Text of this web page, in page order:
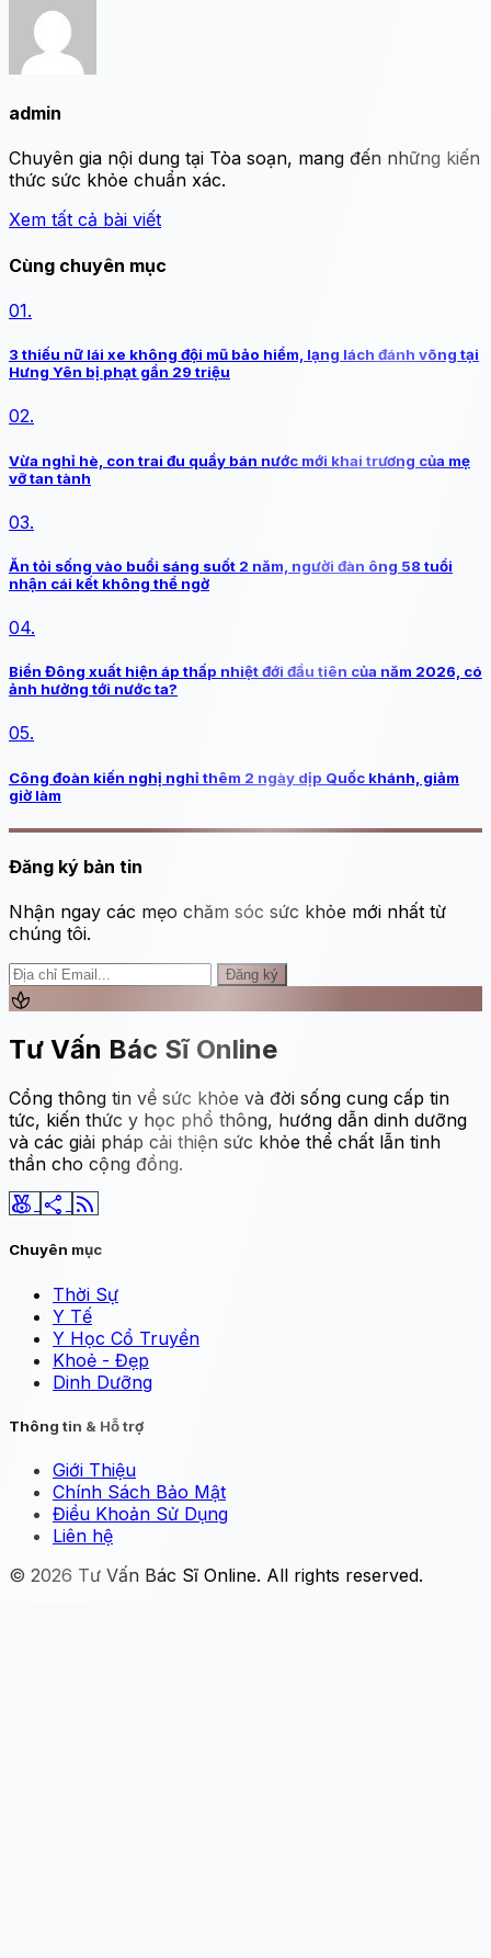
admin
Chuyên gia nội dung tại Tòa soạn, mang đến những kiến
thức sức khỏe chuẩn xác.
Xem tất cả bài viết
Cùng chuyên mục
01.
3 thiếu nữ lái xe không đội mũ bảo hiểm, lạng lách đánh võng tại
Hưng Yên bị phạt gần 29 triệu
02.
Vừa nghỉ hè, con trai đu quầy bán nước mới khai trương của mẹ
vỡ tan tành
03.
Ăn tỏi sống vào buổi sáng suốt 2 năm, người đàn ông 58 tuổi
nhận cái kết không thể ngờ
04.
Biển Đông xuất hiện áp thấp nhiệt đới đầu tiên của năm 2026, có
ảnh hưởng tới nước ta?
05.
Công đoàn kiến nghị nghỉ thêm 2 ngày dịp Quốc khánh, giảm
giờ làm
Đăng ký bản tin
Nhận ngay các mẹo chăm sóc sức khỏe mới nhất từ
chúng tôi.
Đăng ký
spa
Tư Vấn Bác Sĩ Online
Cổng thông tin về sức khỏe và đời sống cung cấp tin
tức, kiến thức y học phổ thông, hướng dẫn dinh dưỡng
và các giải pháp cải thiện sức khỏe thể chất lẫn tinh
thần cho cộng đồng.
social_leaderboard share rss_feed
Chuyên mục
Thời Sự
Y Tế
Y Học Cổ Truyền
Khoẻ - Đẹp
Dinh Dưỡng
Thông tin & Hỗ trợ
Giới Thiệu
Chính Sách Bảo Mật
Điều Khoản Sử Dụng
Liên hệ
© 2026 Tư Vấn Bác Sĩ Online. All rights reserved.